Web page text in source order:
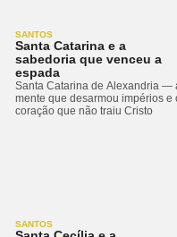
SANTOS
Santa Catarina e a
sabedoria que venceu a
espada
Santa Catarina de Alexandria —
mente que desarmou impérios e
coração que não traiu Cristo
SANTOS